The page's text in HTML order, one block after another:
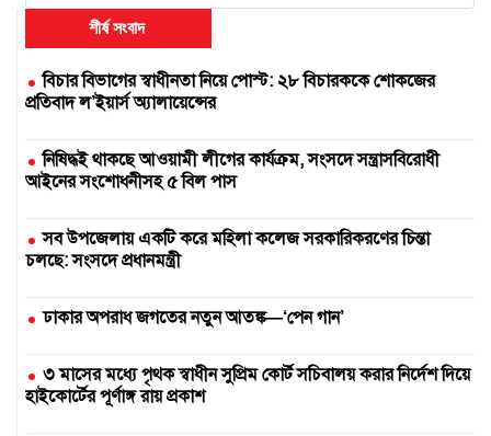
শীর্ষ সংবাদ
বিচার বিভাগের স্বাধীনতা নিয়ে পোস্ট: ২৮ বিচারককে শোকজের
প্রতিবাদ ল’ইয়ার্স অ্যালায়েন্সের
নিষিদ্ধই থাকছে আওয়ামী লীগের কার্যক্রম, সংসদে সন্ত্রাসবিরোধী
আইনের সংশোধনীসহ ৫ বিল পাস
সব উপজেলায় একটি করে মহিলা কলেজ সরকারিকরণের চিন্তা
চলছে: সংসদে প্রধানমন্ত্রী
ঢাকার অপরাধ জগতের নতুন আতঙ্ক—‘পেন গান’
৩ মাসের মধ্যে পৃথক স্বাধীন সুপ্রিম কোর্ট সচিবালয় করার নির্দেশ দিয়ে
হাইকোর্টের পূর্ণাঙ্গ রায় প্রকাশ